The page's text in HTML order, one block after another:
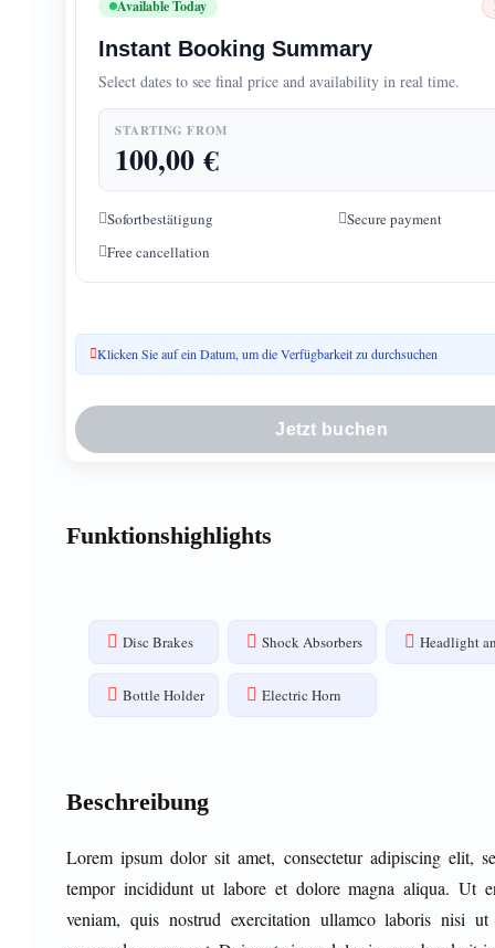
Available Today
Instant Booking Summary
Select dates to see final price and availability in real time.
STARTING FROM
100,00€
Sofortbestätigung
Secure payment
Free cancellation
Klicken Sie auf ein Datum, um die Verfügbarkeit zu durchsuchen
Jetzt buchen
Funktionshighlights
Disc Brakes Shock Absorbers Headlight
Bottle Holder Electric Horn
Beschreibung
Lorem ipsum dolor sit amet, consectetur adipiscing elit,
tempor incididunt ut labore et dolore magna aliqua. Ut
veniam, quis nostrud exercitation ullamco laboris nisi